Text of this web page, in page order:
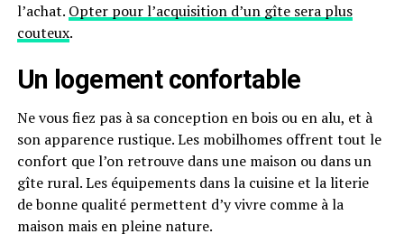
l’achat. Opter pour l’acquisition d’un gîte sera plus
couteux.
Un logement confortable
Ne vous fiez pas à sa conception en bois ou en alu, et à
son apparence rustique. Les mobilhomes offrent tout le
confort que l’on retrouve dans une maison ou dans un
gîte rural. Les équipements dans la cuisine et la literie
de bonne qualité permettent d’y vivre comme à la
maison mais en pleine nature.